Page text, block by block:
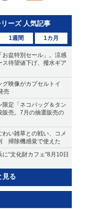
ーズ 人気記事
1週間 1カ月
お盆特別セール」。涼感
ス待望値下げ、撥水ギア
映像がカプセルトイ
売
限定「ネコバッグ＆タン
販売。7月の抽選販売の
わい雑草との戦い、コメ
掃除機感覚で使えた
“文化財カフェ”8月10日
見る